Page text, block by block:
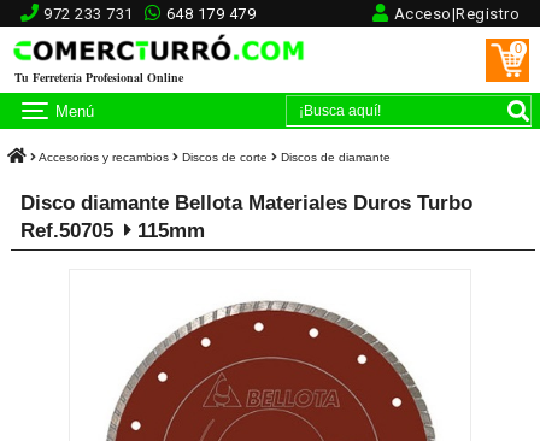
972 233 731 648 179 479 Acceso|Registro
Tu Ferretería Profesional Online
0
Menú
Accesorios y recambios Discos de corte Discos de diamante
Disco diamante Bellota Materiales Duros Turbo
Ref.50705
115mm